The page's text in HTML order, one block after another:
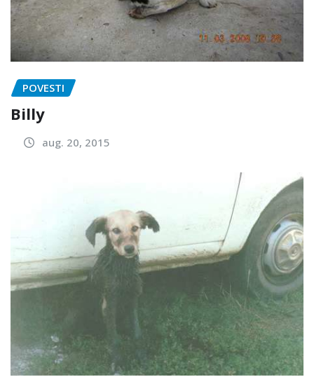
POVESTI
Billy
aug. 20, 2015